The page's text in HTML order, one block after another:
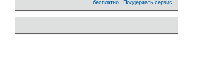
бесплатно | Поддержать сервис